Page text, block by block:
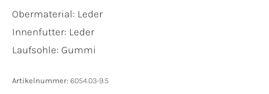
Obermaterial: Leder
Innenfutter: Leder
Laufsohle: Gummi
Artikelnummer: 6054.03-9.5